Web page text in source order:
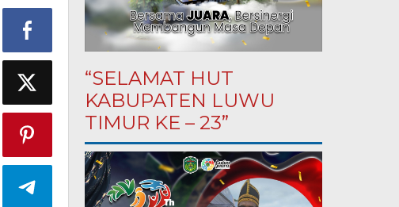
“SELAMAT HUT
KABUPATEN LUWU
TIMUR KE – 23”